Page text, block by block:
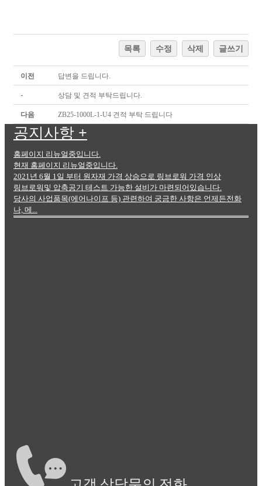
목록 수정 삭제 글쓰기
이전 답변을 드립니다.
- 상담 및 견적 부탁드립니다.
다음 ZB25-1000L-1-U4 견적 부탁 드립니다
공지사항 +
홈페이지 리뉴얼중입니다.
현재 홈페이지 리뉴얼중입니다.
2021년 6월 1일 부터 원자재 가격 상승으로 링브로워 가격 인상
링브로워및 압축공기 테스트 가능한 설비가 마련되어있습니다.
당사의 사업품목(에어나이프 등) 관련하여 궁금한 사항은 언제든전화
나, 메...